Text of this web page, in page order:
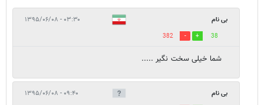
بی نام ۰۳:۳۰ - ۱۳۹۵/۰۶/۰۸
38
382
شما خیلی سخت نگیر .....
بی نام ۰۹:۴۰ - ۱۳۹۵/۰۶/۰۸